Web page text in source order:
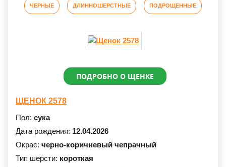
ЧЕРНЫЕ ДЛИННОШЕРСТНЫЕ ПОДРОЩЕННЫЕ
ПОДРОБНО О ЩЕНКЕ
ЩЕНОК 2578
Пол: сука
Дата рождения: 12.04.2026
Окрас: черно-коричневый чепрачный
Тип шерсти: короткая